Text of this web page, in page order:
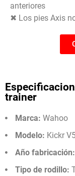
anteriores
✖ Los pies Axis
trainer
Marca:Wahoo
Modelo: Kickr
Año fabricación:
Tipo de rodillo: